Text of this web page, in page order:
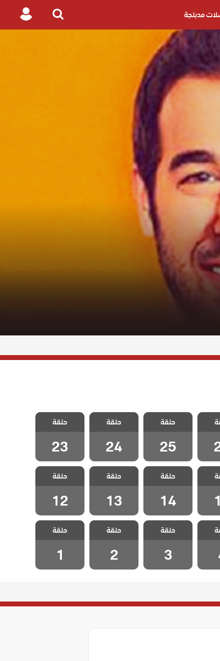
مدبلجة
Search
Login
26
مسلسل العاشق
يفعل المستحيل
مدبلج الحلقة 25
حلقة
25
مسلسل العاشق
يفعل المستحيل
مدبلج الحلقة 24
حلقة
24
مسلسل العاشق
يفعل المستحيل
مدبلج الحلقة 23
حلقة
23
15
مسلسل العاشق
يفعل المستحيل
مدبلج الحلقة 14
حلقة
14
مسلسل العاشق
يفعل المستحيل
مدبلج الحلقة 13
حلقة
13
مسلسل العاشق
يفعل المستحيل
مدبلج الحلقة 12
حلقة
12
4
مسلسل العاشق
يفعل المستحيل
مدبلج الحلقة 3
حلقة
3
مسلسل العاشق
يفعل المستحيل
مدبلج الحلقة 2
حلقة
2
مسلسل العاشق
يفعل المستحيل
مدبلج الحلقة 1
حلقة
1